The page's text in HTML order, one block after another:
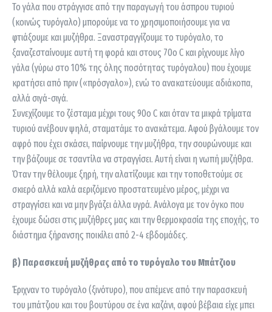
Το γάλα που στράγγισε από την παραγωγή του άσπρου τυριού
(κοινώς τυρόγαλο) μπορούμε να το χρησιμοποιήσουμε για να
φτιάξουμε και μυζήθρα. Ξαναστραγγίζουμε το τυρόγαλο, το
ξαναζεσταίνουμε αυτή τη φορά και στους 70ο C και ρίχνουμε λίγο
γάλα (γύρω στο 10% της όλης ποσότητας τυρόγαλου) που έχουμε
κρατήσει από πριν («πρόσγαλο»), ενώ το ανακατεύουμε αδιάκοπα,
αλλά σιγά-σιγά.
Συνεχίζουμε το ζέσταμα μέχρι τους 90ο C και όταν τα μικρά τρίματα
τυριού ανέβουν ψηλά, σταματάμε το ανακάτεμα. Αφού βγάλουμε τον
αφρό που έχει σκάσει, παίρνουμε την μυζήθρα, την σουρώνουμε και
την βάζουμε σε τσαντίλα να στραγγίσει. Αυτή είναι η νωπή μυζήθρα.
Όταν την θέλουμε ξηρή, την αλατίζουμε και την τοποθετούμε σε
σκιερό αλλά καλά αεριζόμενο προστατευμένο μέρος, μέχρι να
στραγγίσει και να μην βγάζει άλλα υγρά. Ανάλογα με τον όγκο που
έχουμε δώσει στις μυζήθρες μας και την θερμοκρασία της εποχής, το
διάστημα ξήρανσης ποικίλει από 2-4 εβδομάδες.
β) Παρασκευή μυζήθρας από το τυρόγαλο του Μπάτζιου
Έριχναν το τυρόγαλο (ξινότυρο), που απέμενε από την παρασκευή
του μπάτζιου και του βουτύρου σε ένα καζάνι, αφού βέβαια είχε μπει